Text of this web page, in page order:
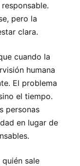
pero la
clara.
cuando la
humana
El problema
el tiempo.
personas
en lugar de
sale